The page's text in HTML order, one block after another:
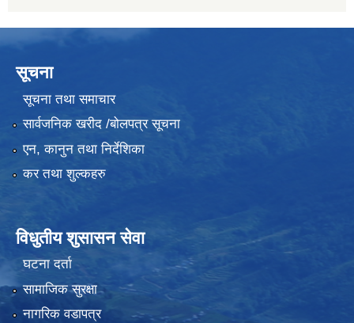
सूचना
सूचना तथा समाचार
सार्वजनिक खरीद /बोलपत्र सूचना
एन, कानुन तथा निर्देशिका
कर तथा शुल्कहरु
विधुतीय शुसासन सेवा
घटना दर्ता
सामाजिक सुरक्षा
नागरिक वडापत्र